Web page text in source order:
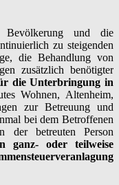
Bevölkerung und die
zu steigenden
die Behandlung von
zusätzlich benötigter
die Unterbringung in
Wohnen, Altenheim,
zur Betreuung und
bei dem Betroffenen
der betreuten Person
ganz- oder teilweise